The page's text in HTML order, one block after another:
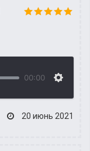
00:00
20 июнь 2021